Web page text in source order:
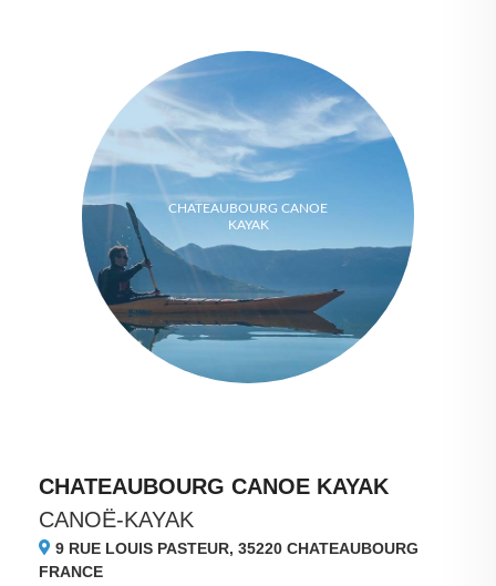
CHATEAUBOURG CANOE
KAYAK
CHATEAUBOURG CANOE KAYAK
CANOË-KAYAK
9 RUE LOUIS PASTEUR, 35220 CHATEAUBOURG
FRANCE